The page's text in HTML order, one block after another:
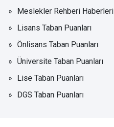
Meslekler Rehberi Haberleri
Lisans Taban Puanları
Önlisans Taban Puanları
Üniversite Taban Puanları
Lise Taban Puanları
DGS Taban Puanları